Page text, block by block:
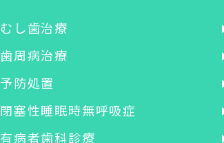
むし歯治療
歯周病治療
予防処置
閉塞性睡眠時無呼吸症
有病者歯科診療